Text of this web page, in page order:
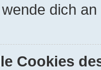
dich
Cookies